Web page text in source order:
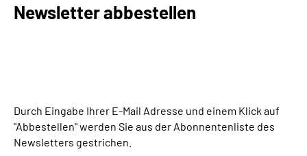
Beratung und Kontakt
Karriere
Newsletter abbestellen
Durch Eingabe Ihrer E-Mail Adresse und einem Klick auf
"Abbestellen" werden Sie aus der Abonnentenliste des
Newsletters gestrichen.